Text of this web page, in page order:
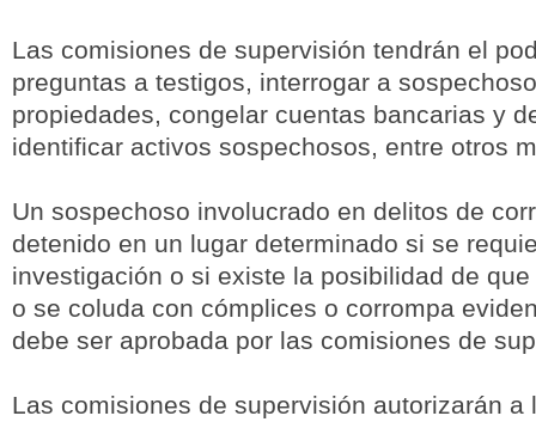
Las comisiones de supervisión tendrán el
preguntas a testigos, interrogar a
propiedades, congelar cuentas bancarias y
identificar activos sospechosos, entre otros
Un sospechoso involucrado en delitos de
detenido en un lugar determinado si se
investigación o si existe la posibilidad de
o se coluda con cómplices o corrompa
debe ser aprobada por las comisiones de
Las comisiones de supervisión autorizarán a